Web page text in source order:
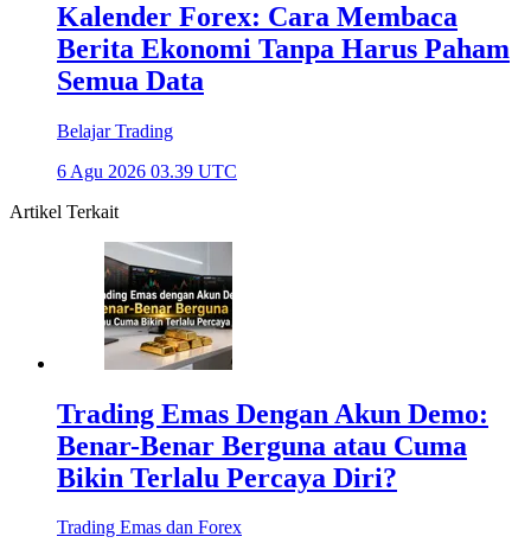
Kalender Forex: Cara Membaca
Berita Ekonomi Tanpa Harus Paham
Semua Data
Belajar Trading
6 Agu 2026 03.39 UTC
Artikel Terkait
Trading Emas Dengan Akun Demo:
Benar-Benar Berguna atau Cuma
Bikin Terlalu Percaya Diri?
Trading Emas dan Forex